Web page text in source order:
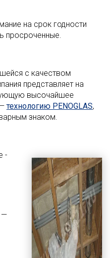
на срок годности
просроченные.
с качеством
представляет на
высочайшее
—технологию PENOGLAS,
знаком.
-
—